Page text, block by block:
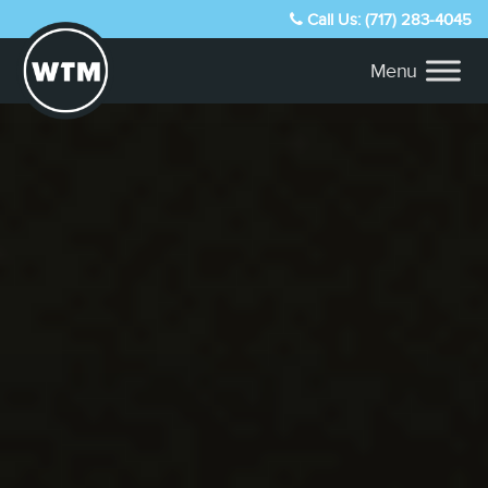
Call Us: (717) 283-4045